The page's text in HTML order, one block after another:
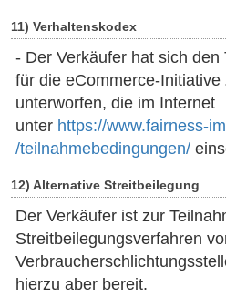
11) Verhaltenskodex
- Der Verkäufer hat sich den
für die eCommerce-Initiative
unterworfen, die im Internet
unter https://www.fairness-
/teilnahmebedingungen/
12) Alternative Streitbeilegung
Der Verkäufer ist zur
Streitbeilegungsverfahren
hierzu aber bereit.